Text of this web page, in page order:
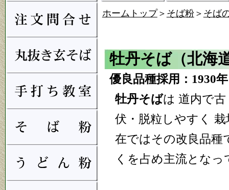
ホームトップ＞ そば粉＞ そば
牡丹そば（北海
優良品種採用：1930
牡丹そばは 道内で
伏・脱粒しやすく
在ではその改良品種
くを占め主流となっ